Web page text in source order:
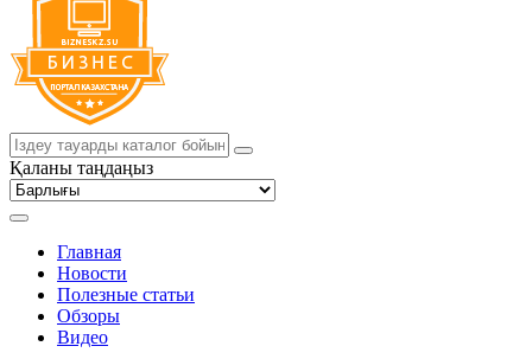
Қаланы таңдаңыз
Главная
Новости
Полезные статьи
Обзоры
Видео